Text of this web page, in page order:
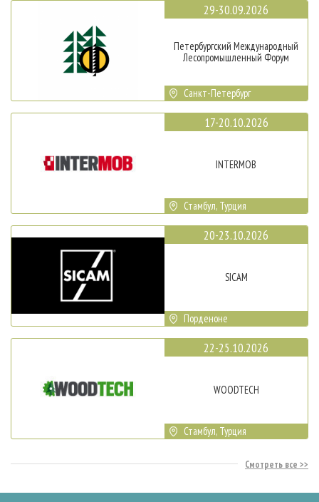
29-30.09.2026
Петербургский Международный
Лесопромышленный Форум
Санкт-Петербург
17-20.10.2026
INTERMOB
Стамбул, Турция
20-23.10.2026
SICAM
Порденоне
22-25.10.2026
WOODTECH
Стамбул, Турция
Смотреть все